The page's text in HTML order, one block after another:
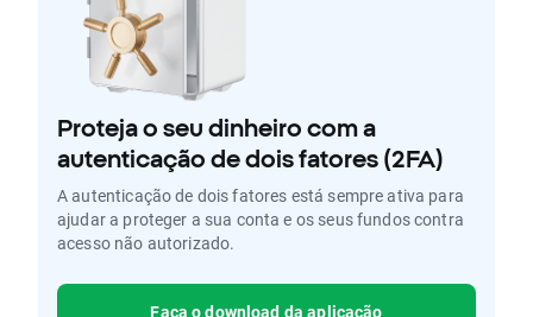
Proteja o seu dinheiro com a
autenticação de dois fatores (2FA)
A autenticação de dois fatores está sempre ativa para
ajudar a proteger a sua conta e os seus fundos contra
acesso não autorizado.
Faça o download da aplicação